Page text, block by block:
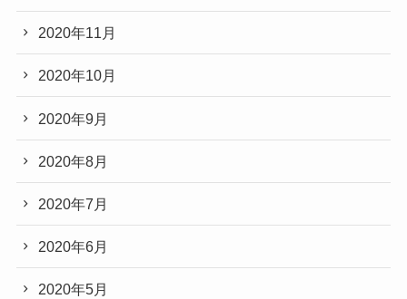
2020年11月
2020年10月
2020年9月
2020年8月
2020年7月
2020年6月
2020年5月